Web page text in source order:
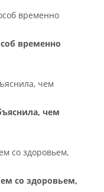
временно
чем
со здоровьем,